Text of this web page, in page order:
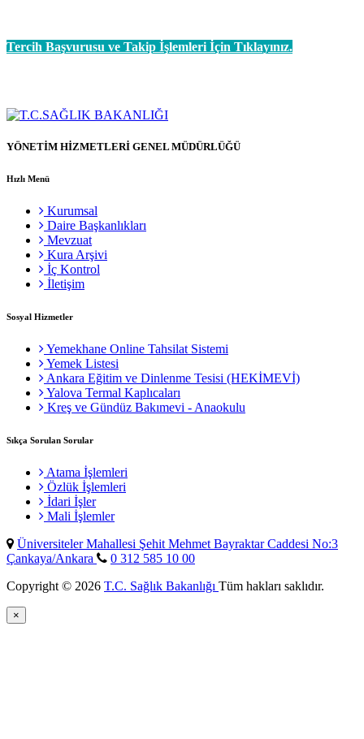
Tercih Başvurusu ve Takip İşlemleri İçin Tıklayınız.
YÖNETİM HİZMETLERİ GENEL MÜDÜRLÜĞÜ
Hızlı Menü
Kurumsal
Daire Başkanlıkları
Mevzuat
Kura Arşivi
İç Kontrol
İletişim
Sosyal Hizmetler
Yemekhane Online Tahsilat Sistemi
Yemek Listesi
Ankara Eğitim ve Dinlenme Tesisi (HEKİMEVİ)
Yalova Termal Kaplıcaları
Kreş ve Gündüz Bakımevi - Anaokulu
Sıkça Sorulan Sorular
Atama İşlemleri
Özlük İşlemleri
İdari İşler
Mali İşlemler
Üniversiteler Mahallesi Şehit Mehmet Bayraktar Caddesi No:3
Çankaya/Ankara
0 312 585 10 00
Copyright © 2026 T.C. Sağlık Bakanlığı Tüm hakları saklıdır.
×